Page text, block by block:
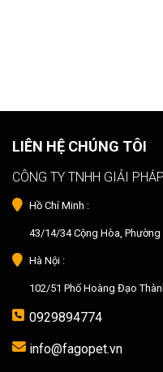
LIÊN HỆ CHÚNG TÔI
CÔNG TY TNHH GIẢI
Hồ Chí Minh :
43/14/34 Cộng Hòa, Phường
Hà Nội :
102/51 Phố Hoàng Đạo
0929894774
info@fagopet.vn